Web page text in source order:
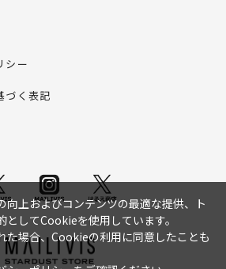
シー
づく表記
向上およびコンテンツの最適な提供、ト
としてCookieを使用しています。
た場合、Cookieの利用に同意したことも